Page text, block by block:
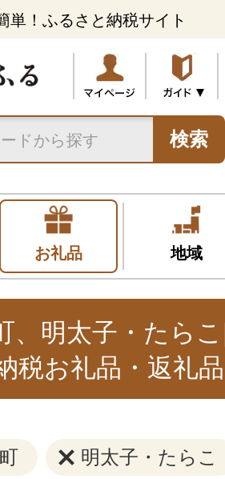
単！ふるさと納税サイト
検索
お礼品 地域
、明太子・たら
税お礼品・返礼
明太子・たらこ